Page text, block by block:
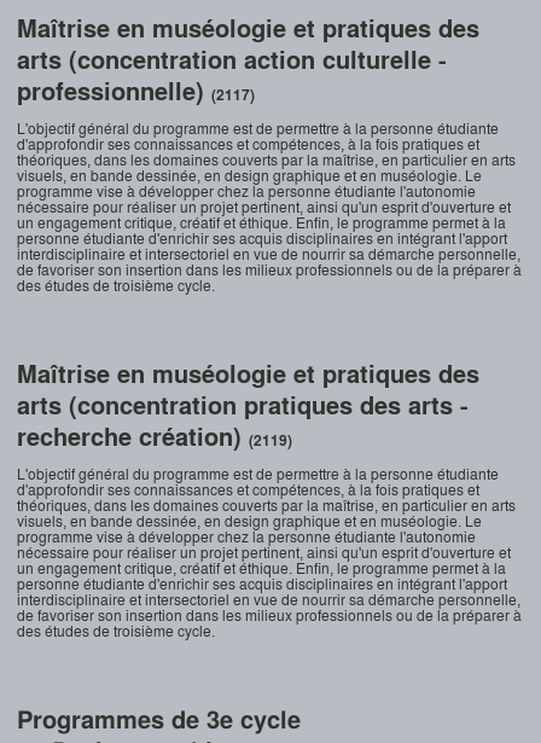
Maîtrise en muséologie et pratiques des
arts (concentration action culturelle -
professionnelle)(2117)
L'objectif général du programme est de permettre à la personne étudiante
d'approfondir ses connaissances et compétences, à la fois pratiques et
théoriques, dans les domaines couverts par la maîtrise, en particulier en arts
visuels, en bande dessinée, en design graphique et en muséologie. Le
programme vise à développer chez la personne étudiante l'autonomie
nécessaire pour réaliser un projet pertinent, ainsi qu'un esprit d'ouverture et
un engagement critique, créatif et éthique. Enfin, le programme permet à la
personne étudiante d'enrichir ses acquis disciplinaires en intégrant l'apport
interdisciplinaire et intersectoriel en vue de nourrir sa démarche personnelle,
de favoriser son insertion dans les milieux professionnels ou de la préparer à
des études de troisième cycle.
Maîtrise en muséologie et pratiques des
arts (concentration pratiques des arts -
recherche création)(2119)
L'objectif général du programme est de permettre à la personne étudiante
d'approfondir ses connaissances et compétences, à la fois pratiques et
théoriques, dans les domaines couverts par la maîtrise, en particulier en arts
visuels, en bande dessinée, en design graphique et en muséologie. Le
programme vise à développer chez la personne étudiante l'autonomie
nécessaire pour réaliser un projet pertinent, ainsi qu'un esprit d'ouverture et
un engagement critique, créatif et éthique. Enfin, le programme permet à la
personne étudiante d'enrichir ses acquis disciplinaires en intégrant l'apport
interdisciplinaire et intersectoriel en vue de nourrir sa démarche personnelle,
de favoriser son insertion dans les milieux professionnels ou de la préparer à
des études de troisième cycle.
Programmes de 3e cycle